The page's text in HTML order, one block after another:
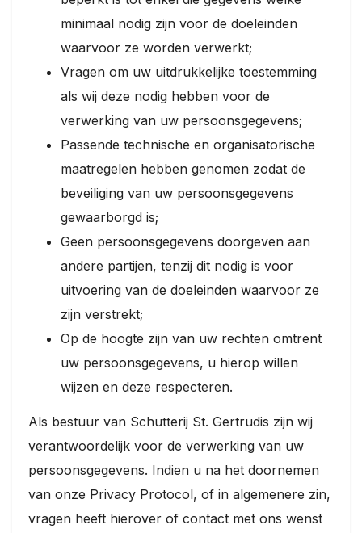
minimaal nodig zijn voor de doeleinden
waarvoor ze worden verwerkt;
Vragen om uw uitdrukkelijke toestemming
als wij deze nodig hebben voor de
verwerking van uw persoonsgegevens;
Passende technische en organisatorische
maatregelen hebben genomen zodat de
beveiliging van uw persoonsgegevens
gewaarborgd is;
Geen persoonsgegevens doorgeven aan
andere partijen, tenzij dit nodig is voor
uitvoering van de doeleinden waarvoor ze
zijn verstrekt;
Op de hoogte zijn van uw rechten omtrent
uw persoonsgegevens, u hierop willen
wijzen en deze respecteren.
Als bestuur van Schutterij St. Gertrudis zijn wij
verantwoordelijk voor de verwerking van uw
persoonsgegevens. Indien u na het doornemen
van onze Privacy Protocol, of in algemenere zin,
vragen heeft hierover of contact met ons wenst